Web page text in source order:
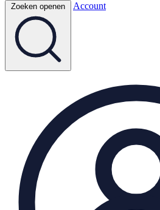
Zoeken openen Account